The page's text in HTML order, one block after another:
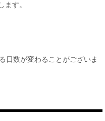
す。
日数が変わることがございま